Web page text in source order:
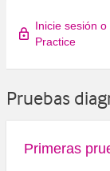
Inicie sesión
Practice
Pruebas
Primeras